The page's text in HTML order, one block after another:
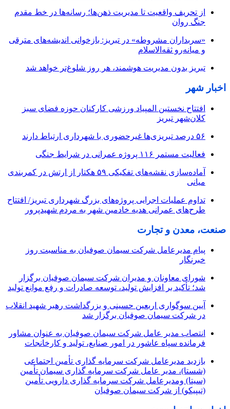
از تحریف واقعیت تا مدیریت ذهن‌ها؛ رسانه‌ها در خط مقدم
جنگ روان
«سربداران مشروطه» در تبریز: بازخوانی اندیشه‌های مترقی
و میانه‌رو ثقه‌الاسلام
تبریز بدون مدیریت هوشمند، هر روز شلوغ‌تر خواهد شد
اخبار شهر
افتتاح نخستین المپیاد ورزشی کارکنان حوزه فضای سبز
کلان‌شهر تبریز
۵۶ درصد تبریزی‌ها غیرحضوری با شهرداری ارتباط دارند
فعالیت مستمر ۱۱۶ پروژه عمرانی در شرایط جنگی
آماده‌سازی نقشه‌های تفکیکی ۵۹ هکتار از ارتش در کمربندی
میانی
تداوم عملیات اجرایی پروژه‌های بزرگ شهرداری تبریز/ افتتاح
طرح‌های عمرانی هدیه خادمین شهر به مردم شهیدپرور
صنعت، معدن و تجارت
پیام مدیرعامل شرکت سیمان صوفیان به مناسبت روز
خبرنگار
شورای معاونان و مدیران شرکت سیمان صوفیان برگزار
شد؛ تأکید بر افزایش تولید، توسعه صادرات و رفع موانع تولید
آیین سوگواری اربعین حسینی و بزرگداشت رهبر شهید انقلاب
در شرکت سیمان صوفیان برگزار شد
انتصاب مدیر عامل شرکت سیمان صوفیان به عنوان مشاور
فرمانده سپاه عاشور در امور صنایع، تولید و کارخانجات
بازدید مدیرعامل شرکت سرمایه گذاری تأمین اجتماعی
(شستا)، مدیر عامل شرکت سرمایه گذاری سیمان تأمین
(سیتا) ومدیرعامل شرکت سرمایه گذاری دارویی تأمین
(تیپیکو) از شرکت سیمان صوفیان